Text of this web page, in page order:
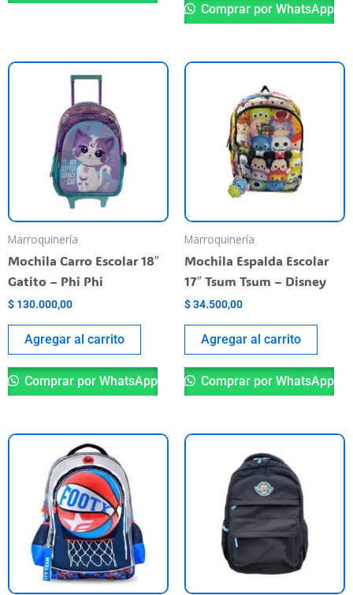
Comprar por WhatsApp
Marroquinería
Mochila Carro Escolar 18″
Gatito – Phi Phi
$ 130.000,00
Agregar al carrito
Comprar por WhatsApp
Marroquinería
Mochila Espalda Escolar
17″ Tsum Tsum – Disney
$34.500,00
Agregar al carrito
Comprar por WhatsApp